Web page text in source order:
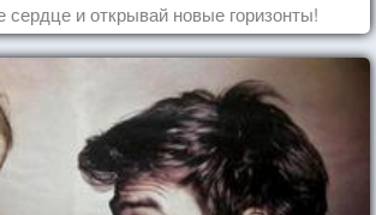
и открывай новые горизонты!